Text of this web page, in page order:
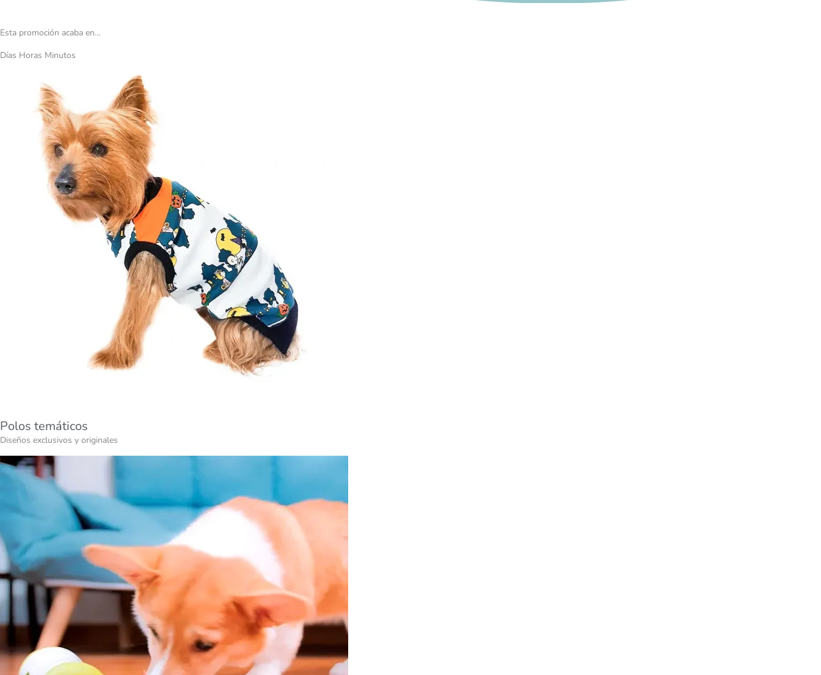
Esta promoción acaba en…
Días Horas Minutos
Polos temáticos
Diseños exclusivos y originales